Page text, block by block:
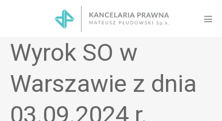
Wyrok SO w
Warszawie z dnia
03.09.2024 r.